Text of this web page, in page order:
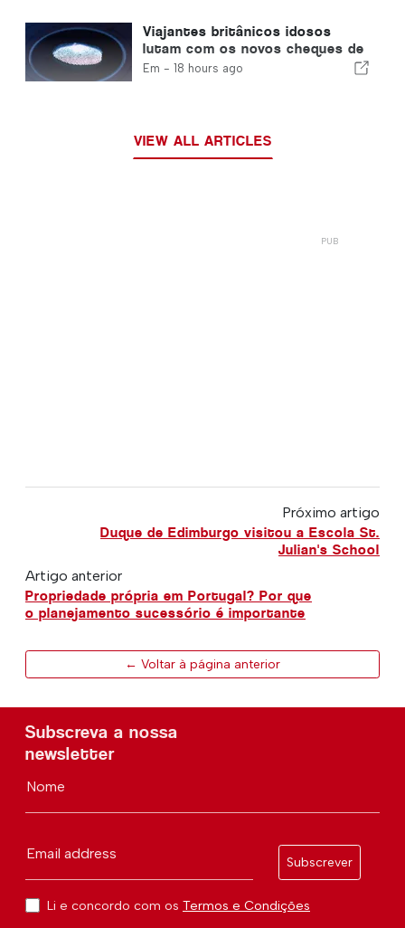
Viajantes britânicos idosos
lutam com os novos cheques de
impressão digital da União
Em - 18 hours ago
VIEW ALL ARTICLES
Próximo artigo
Duque de Edimburgo visitou a Escola St.
Julian's School
Artigo anterior
Propriedade própria em Portugal? Por que
o planejamento sucessório é importante
← Voltar à página anterior
Subscreva a nossa
newsletter
Nome
Email address
Subscrever
Li e concordo com os Termos e Condições